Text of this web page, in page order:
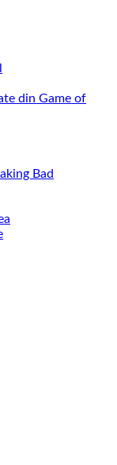
din Game of
Bad